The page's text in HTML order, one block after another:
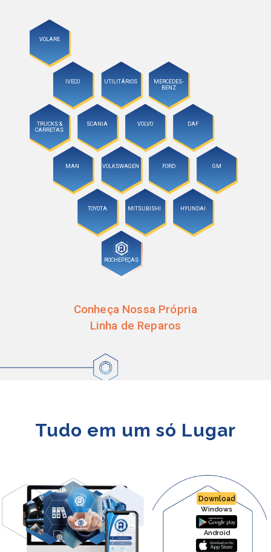
VOLARE
IVECO UTILITÁRIOS
MERCEDES-
BENZ
TRUCKS &
CARRETAS
SCANIA VOLVO DAF
MAN VOLKSWAGEN FORD GM
TOYOTA MITSUBISHI HYUNDAI
ROCHEPEÇAS
Conheça Nossa Própria
Linha de Reparos
Tudo em um só Lugar
Download
Windows
Android